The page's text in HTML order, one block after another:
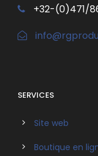
+32-(0)471/
SERVICES
Site web
Boutique en